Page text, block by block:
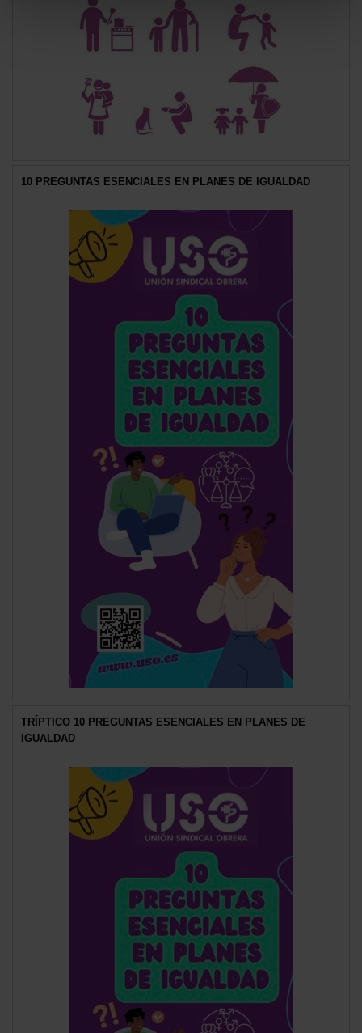
10 PREGUNTAS ESENCIALES EN PLANES DE IGUALDAD
TRÍPTICO 10 PREGUNTAS ESENCIALES EN PLANES DE
IGUALDAD